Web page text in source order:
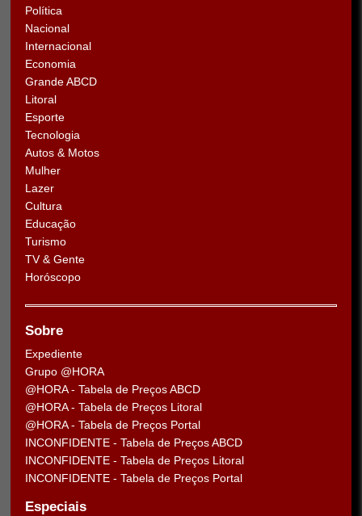
Política
Nacional
Internacional
Economia
Grande ABCD
Litoral
Esporte
Tecnologia
Autos & Motos
Mulher
Lazer
Cultura
Educação
Turismo
TV & Gente
Horóscopo
Sobre
Expediente
Grupo @HORA
@HORA - Tabela de Preços ABCD
@HORA - Tabela de Preços Litoral
@HORA - Tabela de Preços Portal
INCONFIDENTE - Tabela de Preços ABCD
INCONFIDENTE - Tabela de Preços Litoral
INCONFIDENTE - Tabela de Preços Portal
Especiais